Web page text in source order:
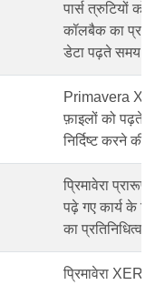
पार्स त्रुटियों
कॉलबैक का
डेटा पढ़ते समय
Primavera
फ़ाइलों को पढ़ते
निर्दिष्ट करने
प्रिमावेरा
पढ़े गए कार्य के
का प्रतिनिधित्व
प्रिमावेरा XER